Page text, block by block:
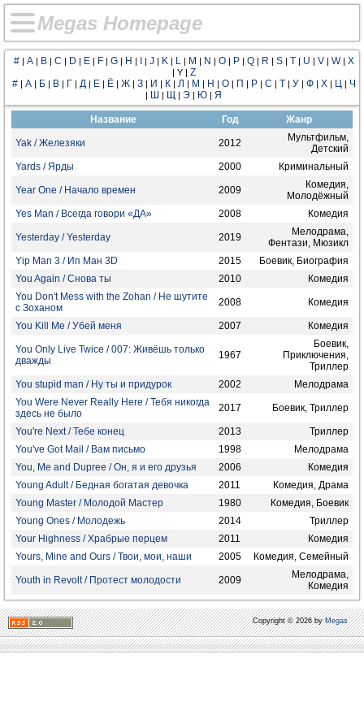
Megas Homepage
#| A| B| C | D | E| F| G| H | | J| K | L | M | N | O| P| Q| R | S| T| U | V| W| X
| Y | Z
#| А| Б| В| Г| Д | Е| Ё| Ж| З| И | К| Л | М | Н | О| П | Р| С | Т| У| Ф| Х| Ц | Ч
| Ш | Щ | Э | Ю | Я
Название Год Жанр
Yak / Железяки 2012
Мультфильм,
Детский
Yards / Ярды
2000 Криминальный
Year One / Начало времен 2009
Комедия,
Молодёжный
Yes Man / Всегда говори «ДА»
2008 Комедия
Yesterday / Yesterday 2019
Мелодрама,
Фентази, Мюзикл
Yip Man 3 / Ип Ман 3D
2015
Боевик, Биография
You Again / Снова ты
2010
Комедия
You Don't Mess with the Zohan / Не шутите
с Зоханом
2008 Комедия
You Kill Me / Убей меня 2007 Комедия
You Only Live Twice / 007: Живёшь только
дважды
1967
Боевик,
Приключения,
Триллер
You stupid man / Ну ты и придурок
2002
Мелодрама
You Were Never Really Here / Тебя никогда
здесь не было
2017 Боевик, Триллер
You're Next / Тебе конец 2013
Триллер
You've Got Mail / Вам письмо
1998
Мелодрама
You, Me and Dupree / Он, я и его друзья
2006
Комедия
Young Adult / Бедная богатая девочка
2011
Комедия, Драма
Young Master / Молодой Мастер
1980
Комедия, Боевик
Young Ones / Молодежь
2014
Триллер
Your Highness / Храбрые перцем
2011
Комедия
Yours, Mine and Ours / Твои, мои, наши
2005 Комедия, Семейный
Youth in Revolt / Протест молодости 2009
Мелодрама,
Комедия
Copyright © 2026 byMegas